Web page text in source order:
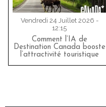
Vendredi 24 Juillet 2026 -
12:15
Comment l’IA de
Destination Canada booste
l’attractivité touristique